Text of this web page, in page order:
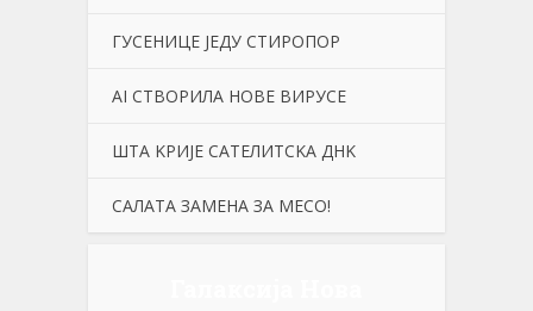
ГУСЕНИЦЕ ЈЕДУ СТИРОПОР
АI СТВОРИЛА НОВЕ ВИРУСЕ
ШТА KРИЈЕ САТЕЛИТСKА ДНK
САЛАТА ЗАМЕНА ЗА МЕСО!